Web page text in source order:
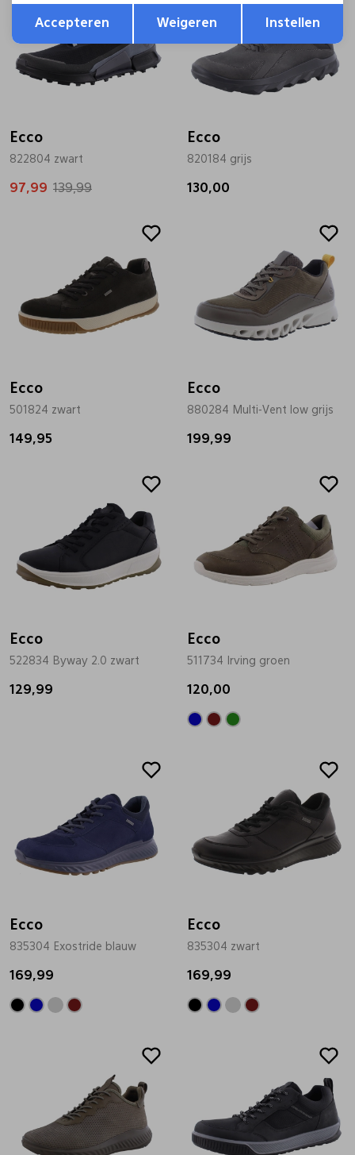
Ecco
822804 zwart
97,99 139,99
Ecco
820184 grijs
130,00
Ecco
501824 zwart
149,95
Ecco
880284 Multi-Vent low grijs
199,99
Ecco
522834 Byway 2.0 zwart
129,99
Ecco
511734 Irving groen
120,00
Ecco
835304 Exostride blauw
169,99
Ecco
835304 zwart
169,99
Terug Opslaan
Accepteren Weigeren Instellen